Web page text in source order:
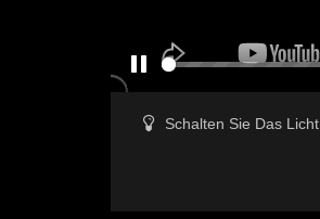
Schalten Sie Das Licht